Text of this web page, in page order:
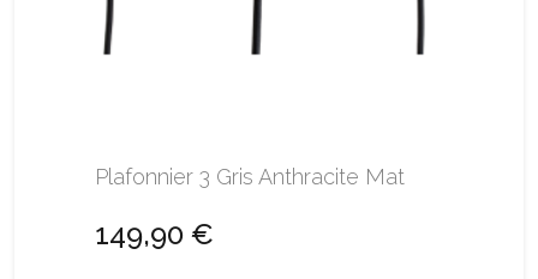
Plafonnier 3 Gris Anthracite Mat
149,90 €